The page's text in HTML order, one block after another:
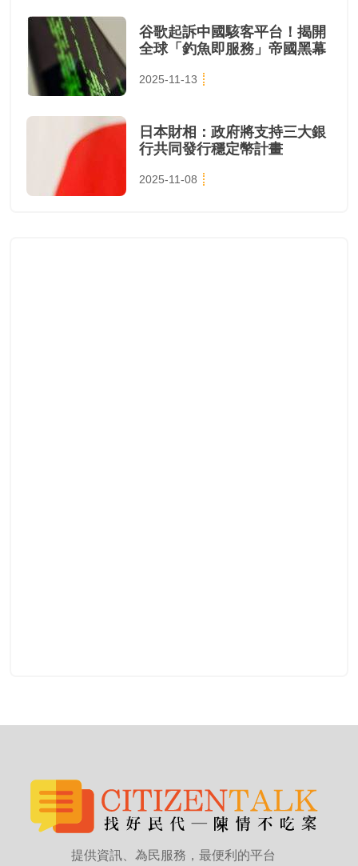
谷歌起訴中國駭客平台！揭開
全球「釣魚即服務」帝國黑幕
2025-11-13
日本財相：政府將支持三大銀
行共同發行穩定幣計畫
2025-11-08
提供資訊、為民服務，最便利的平台